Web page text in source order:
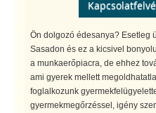
Ön dolgozó édesanya? Esetleg
Sasadon és ez a kicsivel
a munkaerőpiacra, de ehhez
ami gyerek mellett
foglalkozunk
gyermekmegőrzéssel, igény